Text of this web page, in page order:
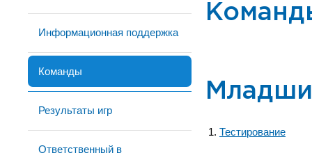
Информационная поддержка
Команды
Результаты игр
Ответственный в
Тестирование